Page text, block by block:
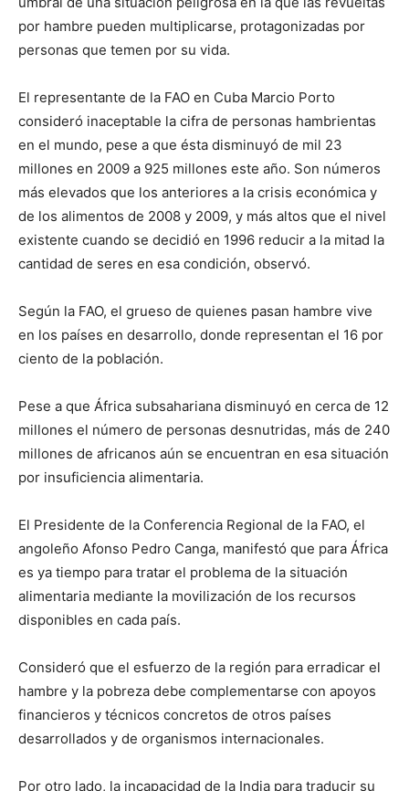
por hambre pueden multiplicarse, protagonizadas por
personas que temen por su vida.
El representante de la FAO en Cuba Marcio Porto
consideró inaceptable la cifra de personas hambrientas
en el mundo, pese a que ésta disminuyó de mil 23
millones en 2009 a 925 millones este año. Son números
más elevados que los anteriores a la crisis económica y
de los alimentos de 2008 y 2009, y más altos que el nivel
existente cuando se decidió en 1996 reducir a la mitad la
cantidad de seres en esa condición, observó.
Según la FAO, el grueso de quienes pasan hambre vive
en los países en desarrollo, donde representan el 16 por
ciento de la población.
Pese a que África subsahariana disminuyó en cerca de 12
millones el número de personas desnutridas, más de 240
millones de africanos aún se encuentran en esa situación
por insuficiencia alimentaria.
El Presidente de la Conferencia Regional de la FAO, el
angoleño Afonso Pedro Canga, manifestó que para África
es ya tiempo para tratar el problema de la situación
alimentaria mediante la movilización de los recursos
disponibles en cada país.
Consideró que el esfuerzo de la región para erradicar el
hambre y la pobreza debe complementarse con apoyos
financieros y técnicos concretos de otros países
desarrollados y de organismos internacionales.
Por otro lado, la incapacidad de la India para traducir su